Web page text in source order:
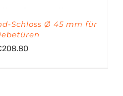
Schloss Ø 45 mm für
208.80